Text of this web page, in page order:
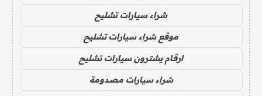
شراء سيارات تشليح
موقع شراء سيارات تشليح
ارقام يشترون سيارات تشليح
شراء سيارات مصدومة